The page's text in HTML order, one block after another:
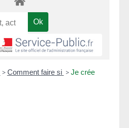
> Comment faire si > Je crée